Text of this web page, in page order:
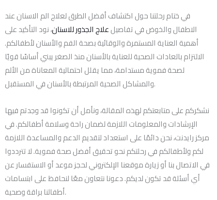
في ختام رحلتنا حول اكتشاف أفضل الطرق لعلاج الم الاسنان عند
الاطفال والخوض في تفاصيلعلاج الجذور للاسنان، نود التأكيد على
أهمية العناية المستمرة والوقائية بصحة الفم والأسنان لأطفالكم.
الالتزام بالعادات الصحية للعناية بالأسنان منذ الصغر يبني أساسًا قويًا
لصحة فموية مستدامة، مما يقلل احتمالية المعاناة من الألم
والمشاكل الصحية المرتبطة بالأسنان في المستقبل.
نشكركم على متابعتكم لهذه المقالة، ونأمل أن تكونوا قد وجدتم فيها
الإرشادات والمعلومات اللازمة لضمان راحة وسلامة أطفالكم. في
مركز رايدنت، نحن دائمًا على استعداد لتقديم الدعم والمساعدة اللازمة
لكم ولأطفالكم في رحلتكم نحو تحقيق أفضل صحة فموية. لا تترددوا
في الاتصال بنا أو زيارة موقعنا الإلكتروني لحجز موعد أو الاستفسار عن
أي أسئلة قد تكون لديكم. دعونا نتعاون معًا لنحافظ على ابتسامات
أطفالنا براقة وصحية.